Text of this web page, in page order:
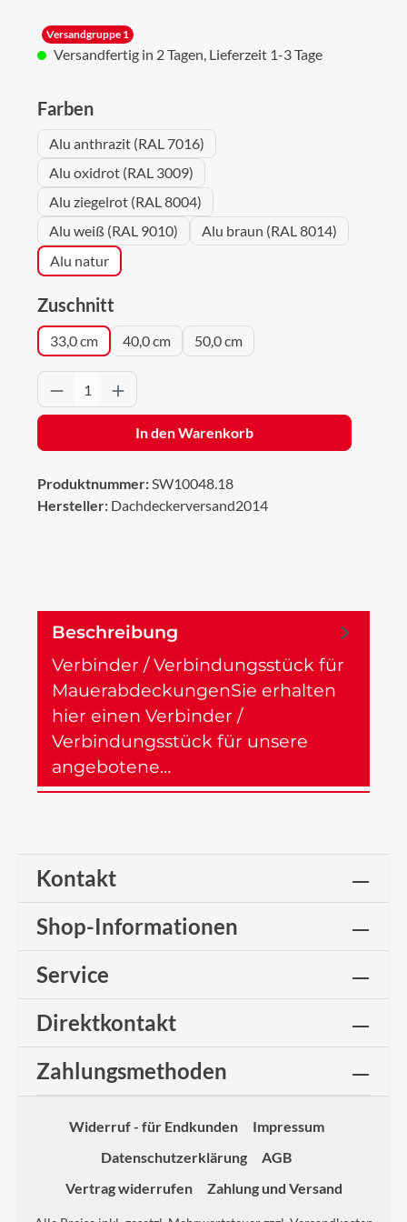
Versandgruppe 1
Versandfertig in 2 Tagen, Lieferzeit 1-3 Tage
Farbenauswählen
Alu anthrazit (RAL 7016)
Alu oxidrot (RAL 3009)
Alu ziegelrot (RAL 8004)
Alu weiß (RAL 9010)
Alu braun (RAL 8014)
Alu natur
Zuschnitt
33,0 cm 40,0 cm 50,0 cm
Produkt Anzahl: Gib den gewünschten
In den Warenkorb
Produktnummer:SW10048.18
Hersteller: Dachdeckerversand2014
Beschreibung
Verbinder / Verbindungsstück für
MauerabdeckungenSie erhalten
hier einen Verbinder /
Verbindungsstück für unsere
angebotene…
Kontakt
Shop-Informationen
Service
Direktkontakt
Zahlungsmethoden
Widerruf - für Endkunden
Impressum
Datenschutzerklärung
AGB
Vertrag widerrufen
Zahlung und Versand